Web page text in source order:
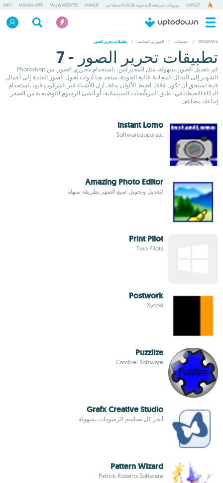
CAPCUT روبوتات الدردشة المدعومة بالذكاء الاصطناعي MANUS
MALWAREBYTES
MANGA APPS
ANKI
WINDOWS
/ تطبيقات / الصور و التصاميم / تطبيقات تحرير الصور
تطبيقات تحرير الصور - 7
قم بتعديل الصور بسهولة، مثل المحترفين، باستخدام محرري الصور. من Photoshop
الشهير إلى البدائل المجانية عالية الجودة، ستجد هنا أدوات تحول الصور العادية إلى أعمال
فنية تستحق أن تكون غلافا. اضبط الألوان بدقة، أزل الأشياء غير المرغوب فيها باستخدام
الذكاء الاصطناعي، طبق المرشِّحات السينمائية، أو أنشئ الرسوم التوضيحية من الصفر.
إبداعك مضاعف.
Instant Lomo
Softwareapparaat
Amazing Photo Editor
لتعديل وتحويل صيغ الصور بطريقة سهلة
Print Pilot
Two Pilots
Postwork
Xycod
Puzzlize
Cambiel Software
Grafx Creative Studio
أنجز كل تصاميم الرسومات بسهولة
Pattern Wizard
Patrick Roberts Software